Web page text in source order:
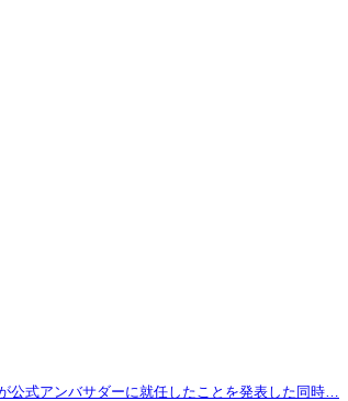
式アンバサダーに就任したことを発表した同時…